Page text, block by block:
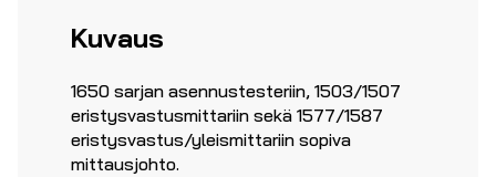
Kuvaus
1650 sarjan asennustesteriin, 1503/1507
eristysvastusmittariin sekä 1577/1587
eristysvastus/yleismittariin sopiva
mittausjohto.